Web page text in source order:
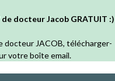
docteur Jacob GRATUIT :)
docteur JACOB, télécharger-
votre boîte email.